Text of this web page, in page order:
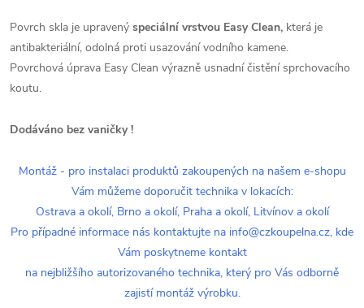
Povrch skla je upravený speciální vrstvou Easy Clean, která je
antibakteriální, odolná proti usazování vodního kamene.
Povrchová úprava Easy Clean výrazně usnadní čistění sprchovacího
koutu.
Dodáváno bez vaničky !
Montáž - pro instalaci produktů zakoupených na našem e-shopu
Vám můžeme doporučit technika v lokacích:
Ostrava a okolí, Brno a okolí, Praha a okolí, Litvínov a okolí
Pro případné informace nás kontaktujte na info@czkoupelna.cz, kde
Vám poskytneme kontakt
na nejbližšího autorizovaného technika, který pro Vás odborně
zajistí montáž výrobku.